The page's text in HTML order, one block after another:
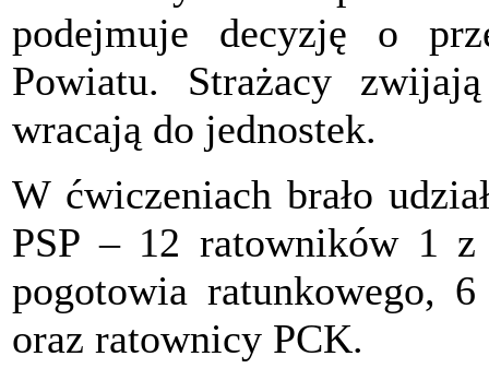
podejmuje decyzję o
Powiatu. Strażacy
wracają do jednostek.
W ćwiczeniach brało
PSP – 12 ratowników 1
pogotowia ratunkowego,
oraz ratownicy PCK.